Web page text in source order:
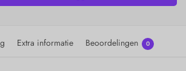
Extra informatie Beoordelingen 0